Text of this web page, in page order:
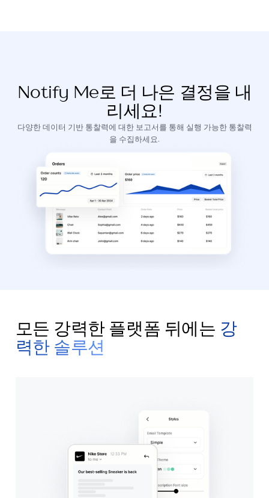
Notify Me로 더 나은 결정을 내
리세요!
다양한 데이터 기반 통찰력에 대한 보고서를 통해 실행 가능한 통찰력
을 수집하세요.
모든 강력한 플랫폼 뒤에는 강
력한 솔루션